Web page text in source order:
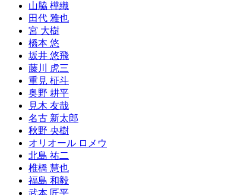
山脇 樺織
田代 雅也
宮 大樹
橋本 悠
坂井 悠飛
藤川 虎三
重見 柾斗
奥野 耕平
見木 友哉
名古 新太郎
秋野 央樹
オリオール ロメウ
北島 祐二
椎橋 慧也
福島 和毅
武本 匠平